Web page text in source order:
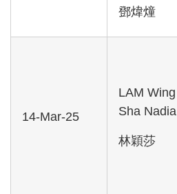
鄧煒燑
14-Mar-25
LAM Wing
Sha Nadia
林穎莎